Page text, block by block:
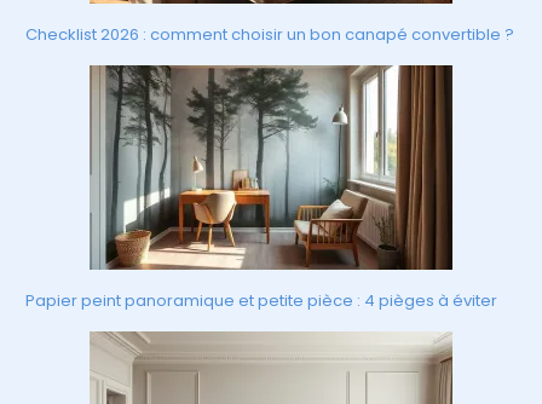
Checklist 2026 : comment choisir un bon canapé convertible ?
Papier peint panoramique et petite pièce : 4 pièges à éviter